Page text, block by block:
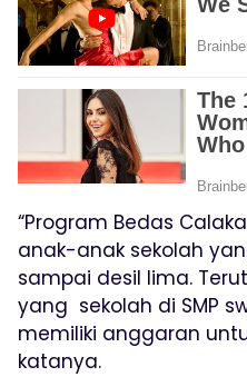
“Program Bedas
anak-anak sekolah
sampai desil lima.
yang sekolah di SMP
memiliki anggaran
katanya.